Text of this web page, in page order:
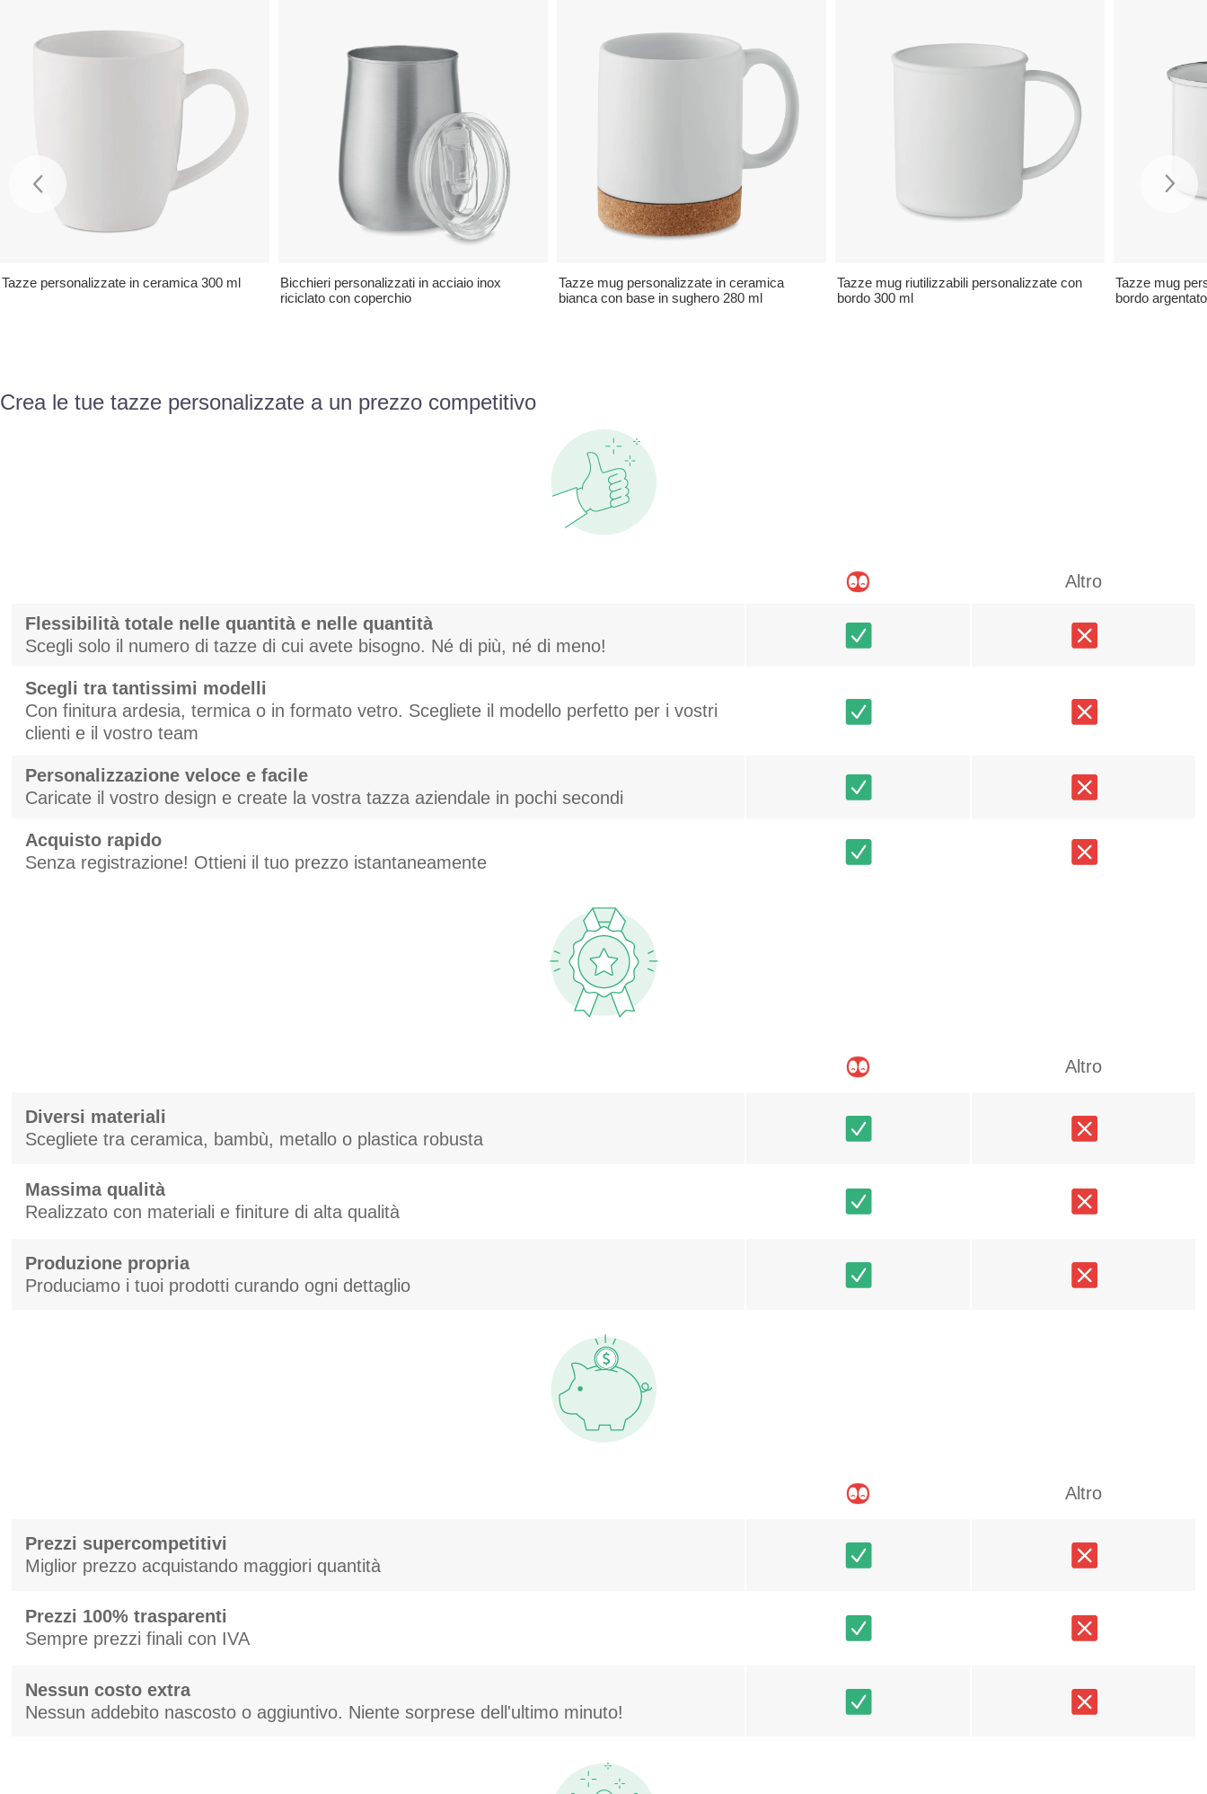
Tazze personalizzate in ceramica 300 ml
Bicchieri personalizzati in acciaio inox
riciclato con coperchio
Tazze mug personalizzate in ceramica
bianca con base in sughero 280 ml
Tazze mug riutilizzabili personalizzate con
bordo 300 ml
Tazze mug
bordo
Crea le tue tazze personalizzate a un prezzo competitivo
Altro
Flessibilità totale nelle quantità e nelle quantità
Scegli solo il numero di tazze di cui avete bisogno. Né di più, né di meno!
Scegli tra tantissimi modelli
Con finitura ardesia, termica o in formato vetro. Scegliete il modello perfetto per i vostri
clienti e il vostro team
Personalizzazione veloce e facile
Caricate il vostro design e create la vostra tazza aziendale in pochi secondi
Acquisto rapido
Senza registrazione! Ottieni il tuo prezzo istantaneamente
Altro
Diversi materiali
Scegliete tra ceramica, bambù, metallo o plastica robusta
Massima qualità
Realizzato con materiali e finiture di alta qualità
Produzione propria
Produciamo i tuoi prodotti curando ogni dettaglio
Altro
Prezzi supercompetitivi
Miglior prezzo acquistando maggiori quantità
Prezzi 100% trasparenti
Sempre prezzi finali con IVA
Nessun costo extra
Nessun addebito nascosto o aggiuntivo. Niente sorprese dell'ultimo minuto!